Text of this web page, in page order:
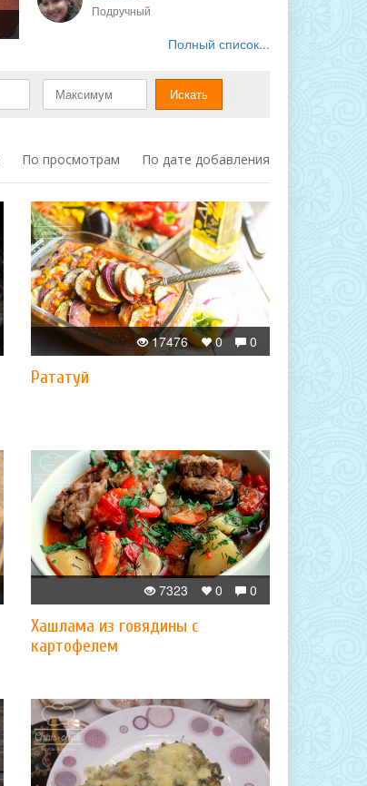
Подручный
Полный список...
По просмотрам По дате добавления
0
0
17476
Рататуй
0
0
7323
Хашлама из говядины с
картофелем